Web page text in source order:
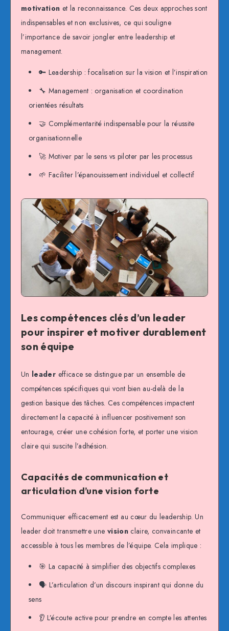
motivation et la reconnaissance. Ces deux approches sont
indispensables et non exclusives, ce qui souligne
l’importance de savoir jongler entre leadership et
management.
🔑 Leadership : focalisation sur la vision et l’inspiration
🔧 Management : organisation et coordination
orientées résultats
🤝 Complémentarité indispensable pour la réussite
organisationnelle
🚀 Motiver par le sens vs piloter par les processus
🌱 Faciliter l’épanouissement individuel et collectif
Les compétences clés d’un leader
pour inspirer et motiver durablement
son équipe
Un leader efficace se distingue par un ensemble de
compétences spécifiques qui vont bien au-delà de la
gestion basique des tâches. Ces compétences impactent
directement la capacité à influencer positivement son
entourage, créer une cohésion forte, et porter une vision
claire qui suscite l’adhésion.
Capacités de communication et
articulation d’une vision forte
Communiquer efficacement est au cœur du leadership. Un
leader doit transmettre une visionclaire, convaincante et
accessible à tous les membres de l’équipe. Cela implique :
🎯 La capacité à simplifier des objectifs complexes
🗣️ L’articulation d’un discours inspirant qui donne du
sens
👂 L’écoute active pour prendre en compte les attentes